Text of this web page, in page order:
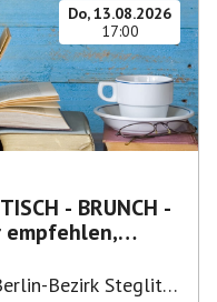
Do, 13.08.2026
17:00
empfehlen,
Bezirk Steglitz-